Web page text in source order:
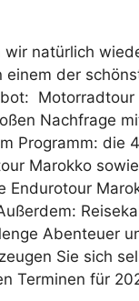
wir natürlich
einem der
Motorradtour
Nachfrage
Programm: die
Marokko sowie
Endurotour
Abenteuer
Sie sich
Terminen für